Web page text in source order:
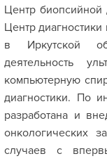
Центр биопсийной
Центр
в Иркутской
деятельность
компьютерную
диагностики. По
разработана и
онкологических
случаев с